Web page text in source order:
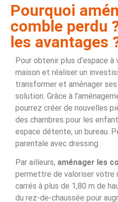
Pourquoi
comble perdu
les avantages
Pour obtenir plus d’espace à
maison et réaliser un
transformer et aménager
solution. Grâce à
pourrez créer de nouvelles
des chambres pour les
espace détente, un bureau.
parentale avec dressing.
Par ailleurs, aménager les
permettre de valoriser votre
carrés à plus de 1,80 m de
du rez-de-chaussée pour